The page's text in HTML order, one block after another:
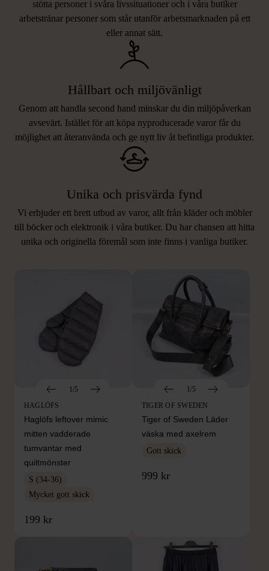
stötta personer i svåra livssituationer och i våra butiker
arbetstränar personer som står utanför arbetsmarknaden på ett
eller annat sätt.
Hållbart och miljövänligt
Genom att handla second hand minskar du din miljöpåverkan
avsevärt. Istället för att köpa nyproducerade varor får du
möjlighet att återanvända och ge nytt liv åt befintliga produkter.
Unika och prisvärda fynd
Vi erbjuder ett brett utbud av varor, allt från kläder och möbler
till böcker och elektronik i våra butiker. Du har chansen att hitta
unika och originella föremål som inte finns i vanliga butiker.
LIKNANDE PRODUKTER
Hitta produkter som påminner om denna
1/5
HAGLÖFS
Haglöfs leftover mimic
mitten vadderade
tumvantar med
quiltmönster
S (34-36)
Mycket gott skick
199 kr
1/5
TIGER OF SWEDEN
Tiger of Sweden Läder
väska med axelrem
Gott skick
999 kr